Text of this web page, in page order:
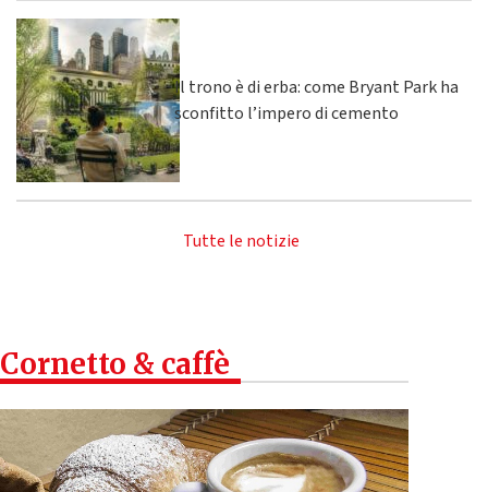
Il trono è di erba: come Bryant Park ha
sconfitto l’impero di cemento
Tutte le notizie
Cornetto & caffè